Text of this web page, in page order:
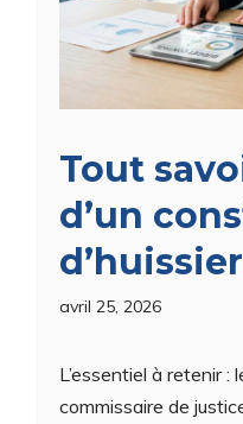
Tout
d’un
avril 25, 2026
L’essentiel à retenir :
commissaire de